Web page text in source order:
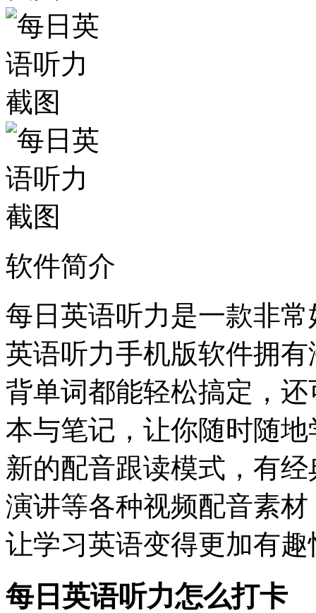
软件简介
每日英语听力是一款非
英语听力手机版软件拥
背单词都能轻松搞定，
本与笔记，让你随时随
新的配音跟读模式，有
演讲等各种视频配音素
让学习英语变得更加有趣
每日英语听力怎么打卡